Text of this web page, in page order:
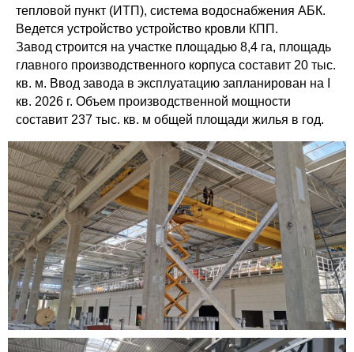
тепловой пункт (ИТП), система водоснабжения АБК.
Ведется устройство устройство кровли КПП.
Завод строится на участке площадью 8,4 га, площадь
главного производственного корпуса составит 20 тыс.
кв. м. Ввод завода в эксплуатацию запланирован на I
кв. 2026 г. Объем производственной мощности
составит 237 тыс. кв. м общей площади жилья в год.